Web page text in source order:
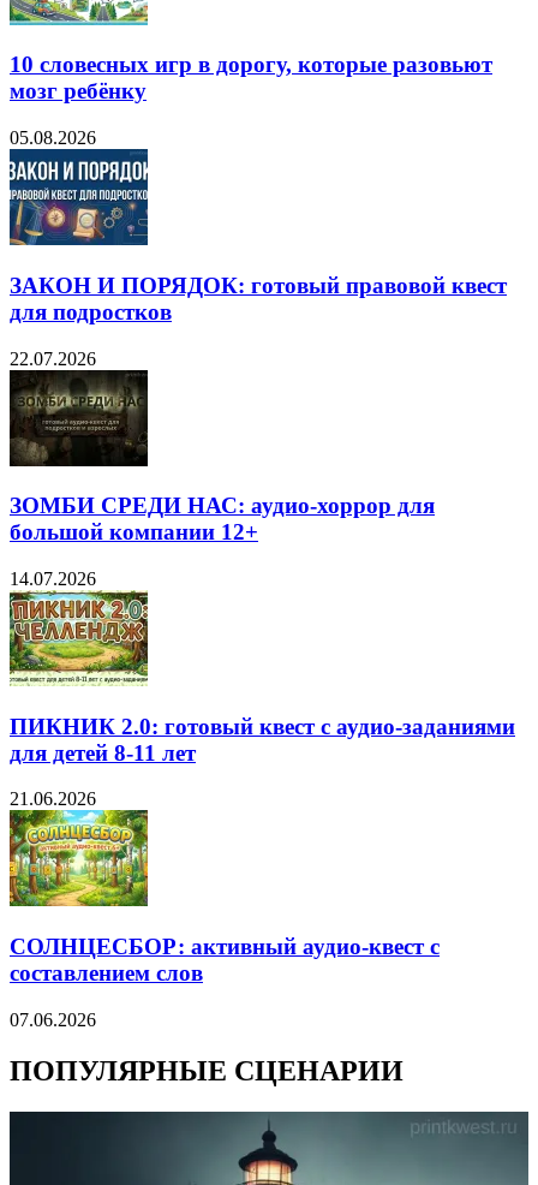
10 словесных игр в дорогу, которые разовьют
мозг ребёнку
05.08.2026
ЗАКОН И ПОРЯДОК: готовый правовой квест
для подростков
22.07.2026
ЗОМБИ СРЕДИ НАС: аудио-хоррор для
большой компании 12+
14.07.2026
ПИКНИК 2.0: готовый квест с аудио-заданиями
для детей 8-11 лет
21.06.2026
СОЛНЦЕСБОР: активный аудио-квест с
составлением слов
07.06.2026
ПОПУЛЯРНЫЕ СЦЕНАРИИ